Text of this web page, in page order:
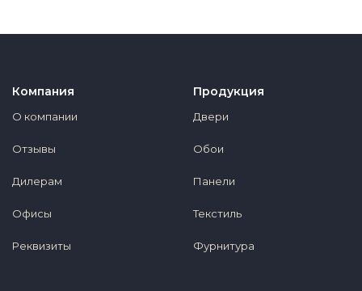
Компания
О компании
Отзывы
Дилерам
Офисы
Реквизиты
Продукция
Двери
Обои
Панели
Текстиль
Фурнитура